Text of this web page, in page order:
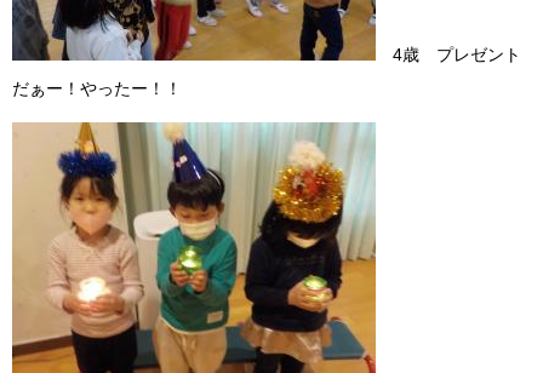
4歳 プレゼント
だぁー！やったー！！